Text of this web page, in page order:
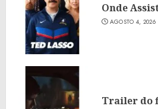
Onde
AGOSTO 4, 2026
Trailer do